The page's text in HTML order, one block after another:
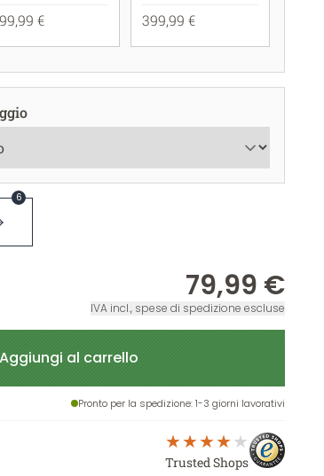
€
399,99 €
6
79,99 €
IVA incl., spese di spedizione escluse
Aggiungi al carrello
Pronto per la spedizione: 1-3 giorni lavorativi
Trusted Shops